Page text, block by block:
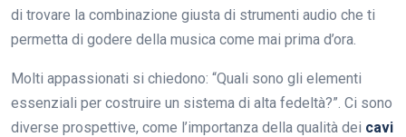
di trovare la combinazione giusta di strumenti audio che ti
permetta di godere della musica come mai prima d’ora.
Molti appassionati si chiedono: “Quali sono gli elementi
essenziali per costruire un sistema di alta fedeltà?”. Ci sono
diverse prospettive, come l’importanza della qualità dei cavi